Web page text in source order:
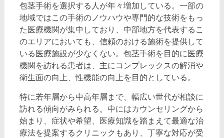
包茎手術を選択する人が年々増加している。一部の
地域ではこの手術のノウハウや専門的な技術をもっ
た医療機関が集中しており、中部地方を代表するこ
のエリアにおいても、信頼のおける施術を提供して
いる医療施設が少なくない。包茎手術を目的に医療
機関を訪れる患者は、主にコンプレックスの解消や
衛生面の向上、性機能の向上を目的としている。
特に若年層から中高年層まで、幅広い世代が相談に
訪れる傾向がみられる。中にはカウンセリングから
始まり、症状や希望、医療知識を踏まえて最適な治
療法を提案するクリニックもあり、丁寧な対応が受